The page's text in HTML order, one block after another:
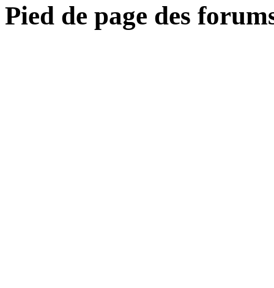
Pied de page des